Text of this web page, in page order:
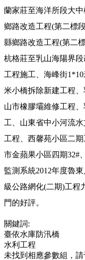
蘭家莊至海洋所段大
鄉路改造工程(第二標
縣鄉路改造工程(第二
杭格莊至乳山海陽界
工程施工、海峰街
米小橋拆除新建工程
山市橡膠壩維修工程
工、山東省中小河流
工程、西馨苑小區二
市金蘋果小區四期32#
監測系統2012年度魯
級公路網化(二期)工程
門的好評。
關鍵詞:
臺依水庫防汛橋
水利工程
未找到相應參數組，